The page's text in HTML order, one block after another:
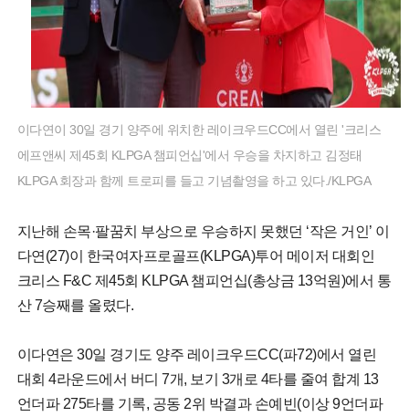
이다연이 30일 경기 양주에 위치한 레이크우드CC에서 열린 '크리스
에프앤씨 제45회 KLPGA 챔피언십'에서 우승을 차지하고 김정태
KLPGA 회장과 함께 트로피를 들고 기념촬영을 하고 있다./KLPGA
지난해 손목·팔꿈치 부상으로 우승하지 못했던 ‘작은 거인’ 이
다연(27)이 한국여자프로골프(KLPGA)투어 메이저 대회인
크리스 F&C 제45회 KLPGA 챔피언십(총상금 13억원)에서 통
산 7승째를 올렸다.
이다연은 30일 경기도 양주 레이크우드CC(파72)에서 열린
대회 4라운드에서 버디 7개, 보기 3개로 4타를 줄여 합계 13
언더파 275타를 기록, 공동 2위 박결과 손예빈(이상 9언더파